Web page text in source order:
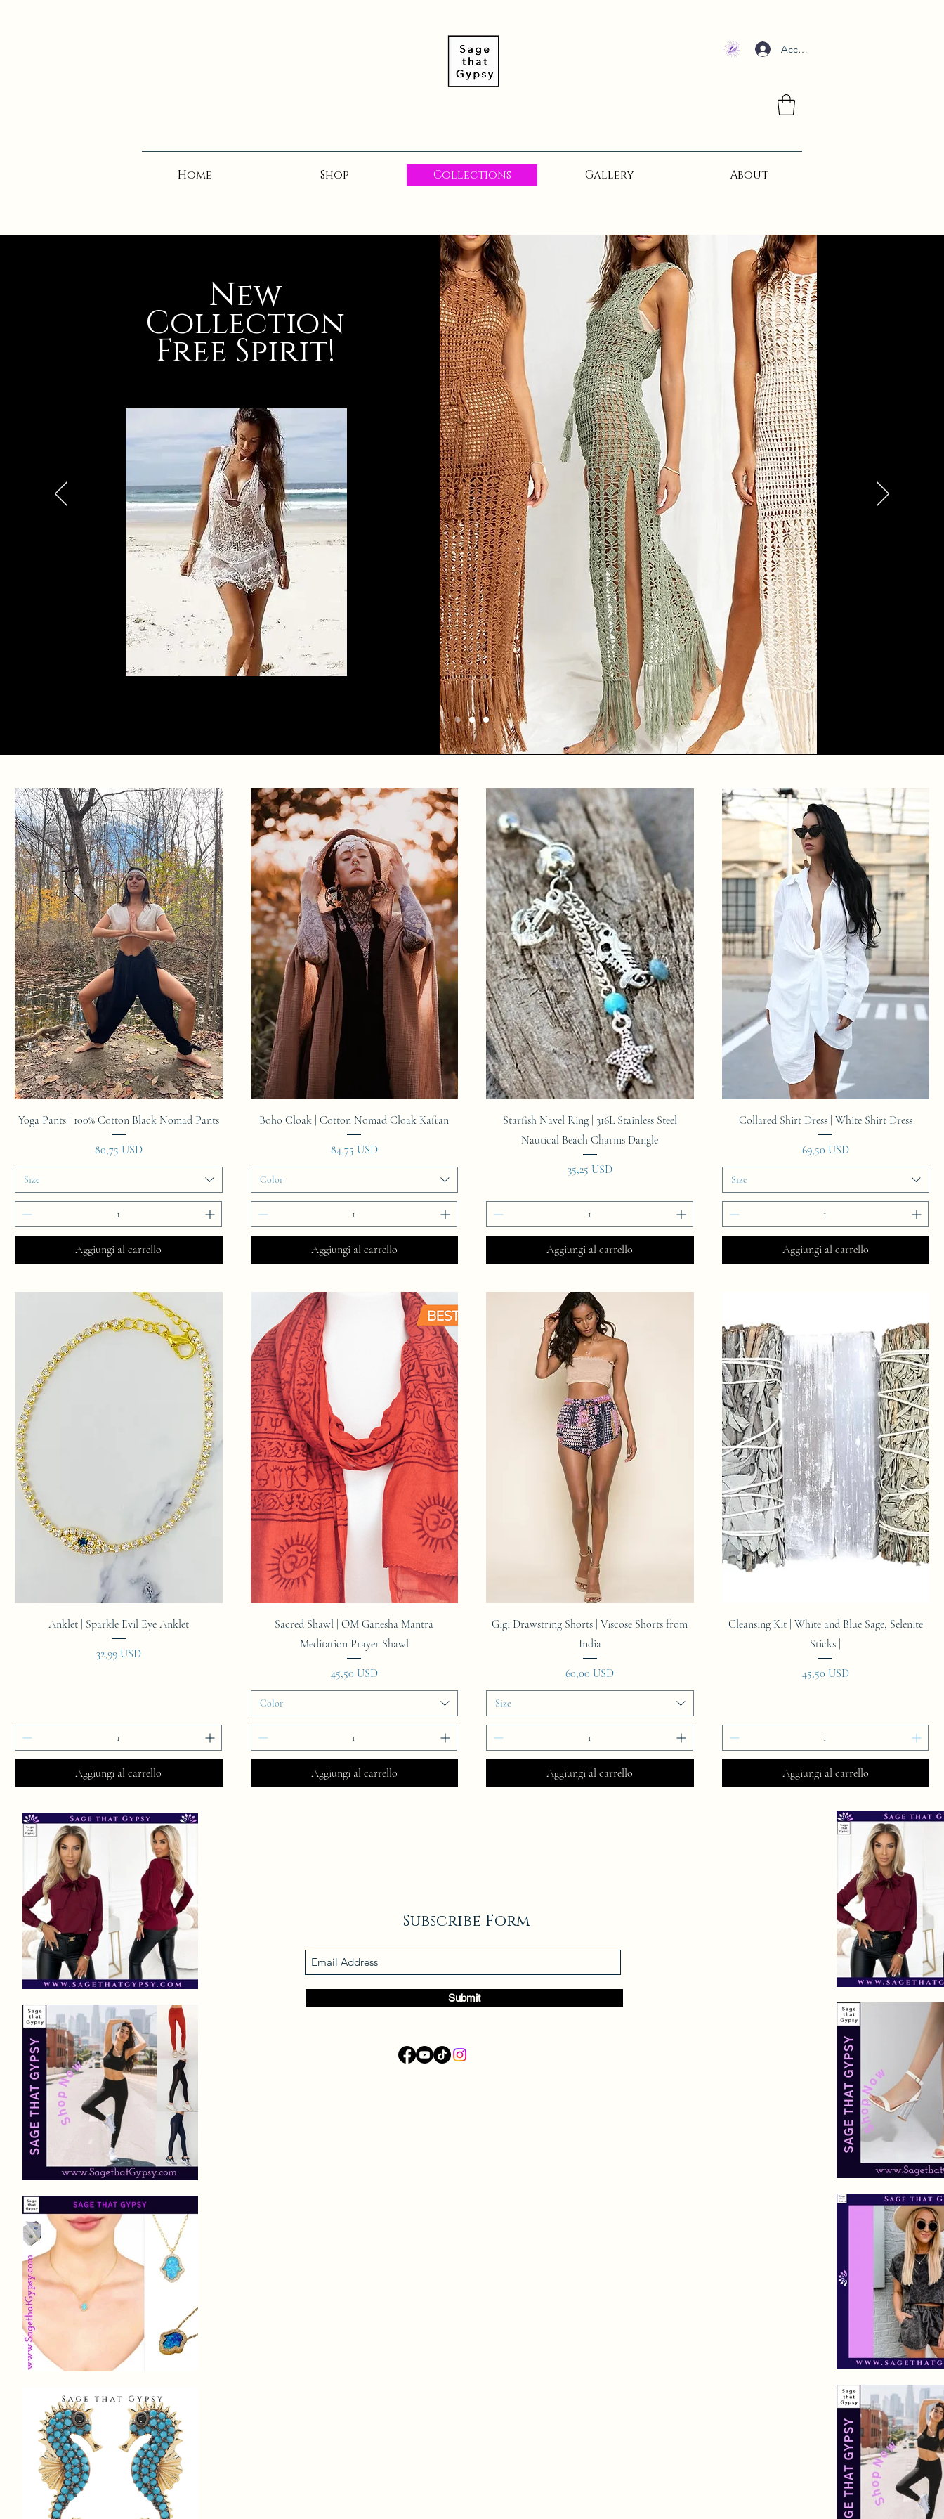
Accedi
Home Shop Collections Gallery About
New
Collection
Free Spirit!
Vista rapida
Yoga Pants | 100% Cotton Black Nomad Pants
Prezzo
80,75 USD
Size
Aggiungi al carrello
Vista rapida
Boho Cloak | Cotton Nomad Cloak Kaftan
Prezzo
84,75 USD
Color
Aggiungi al carrello
Vista rapida
Starfish Navel Ring | 316L Stainless Steel
Nautical Beach Charms Dangle
Prezzo
35,25 USD
Aggiungi al carrello
Vista rapida
Collared Shirt Dress | White Shirt Dress
Prezzo
69,50 USD
Size
Aggiungi al carrello
Vista rapida
Anklet | Sparkle Evil Eye Anklet
Prezzo
32,99 USD
Aggiungi al carrello
Vista rapida
Sacred Shawl | OM Ganesha Mantra
Meditation Prayer Shawl
Prezzo
45,50 USD
Color
Aggiungi al carrello
Vista rapida
Gigi Drawstring Shorts | Viscose Shorts from
India
Prezzo
60,00 USD
Size
Aggiungi al carrello
Vista rapida
Cleansing Kit | White and Blue Sage, Selenite
Sticks |
Prezzo
45,50 USD
Aggiungi al carrello
Subscribe Form
Submit